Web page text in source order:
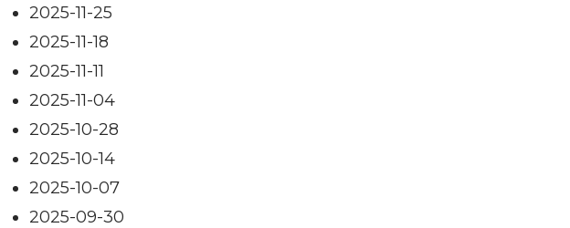
2025-11-25
2025-11-18
2025-11-11
2025-11-04
2025-10-28
2025-10-14
2025-10-07
2025-09-30